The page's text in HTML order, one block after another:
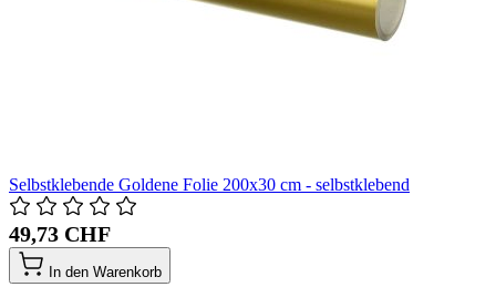
Selbstklebende Goldene Folie 200x30 cm - selbstklebend
49,73 CHF
In den Warenkorb